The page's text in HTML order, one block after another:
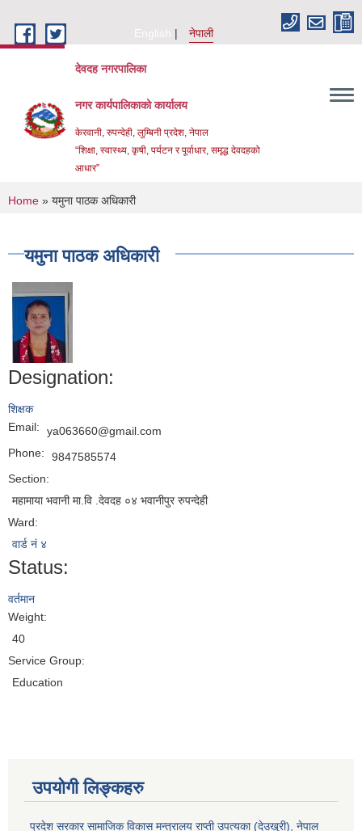
English
नेपाली
देवदह नगरपालिका
नगर कार्यपालिकाको कार्यालय
केरवानी, रुपन्देही, लुम्बिनी प्रदेश, नेपाल
“शिक्षा, स्वास्थ्य, कृषी, पर्यटन र पूर्वाधार, समृद्ध देवदहको
आधार”
You are here
Home » यमुना पाठक अधिकारी
यमुना पाठक अधिकारी
Designation:
शिक्षक
Email:
ya063660@gmail.com
Phone:
9847585574
Section:
महामाया भवानी मा.वि .देवदह ०४ भवानीपुर रुपन्देही
Ward:
वार्ड नं ४
Status:
वर्तमान
Weight:
40
Service Group:
Education
उपयोगी लिङ्कहरु
प्रदेश सरकार सामाजिक विकास मन्‍‍त्रालय राप्ती उपत्यका (देउखुरी), नेपाल